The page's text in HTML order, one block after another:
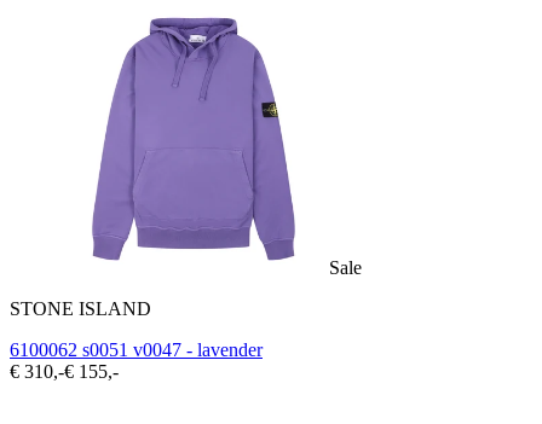
Sale
STONE ISLAND
6100062 s0051 v0047 - lavender
€ 310,-€ 155,-